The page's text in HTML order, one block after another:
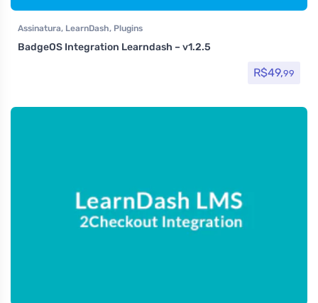
Assinatura, LearnDash, Plugins
BadgeOS Integration Learndash – v1.2.5
R$49,99